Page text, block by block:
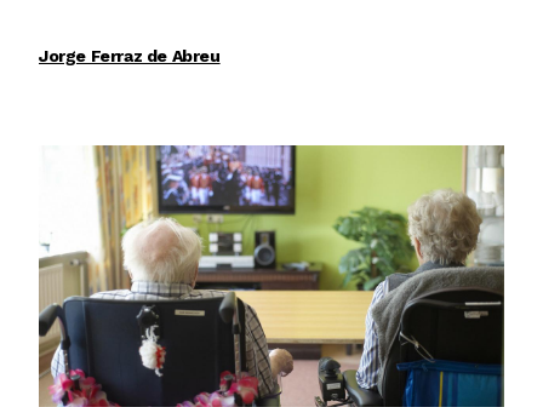
Jorge Ferraz de Abreu